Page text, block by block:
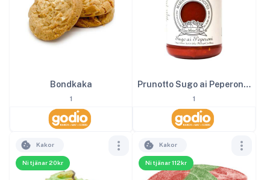
Bondkaka
1
Prunotto Sugo ai Peperoni 340 g EKO
1
Ni tjänar 20kr
Kakor
Ni tjänar 112kr
Kakor